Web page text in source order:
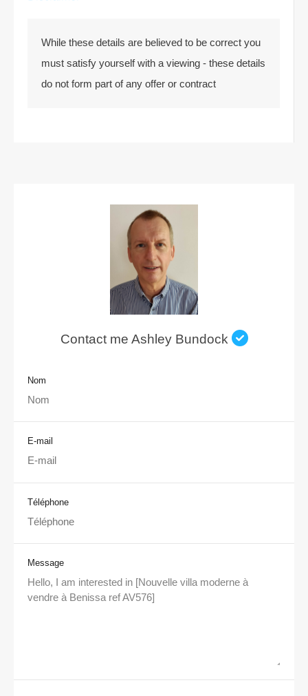
While these details are believed to be correct you
must satisfy yourself with a viewing - these details
do not form part of any offer or contract
Contact me Ashley Bundock
Nom
E-mail
Téléphone
Message